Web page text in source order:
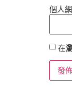
個人
在